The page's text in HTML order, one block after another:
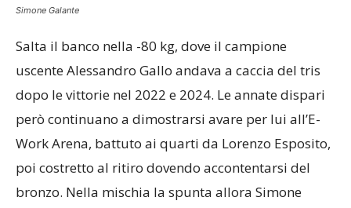
Simone Galante
Salta il banco nella -80 kg, dove il campione
uscente Alessandro Gallo andava a caccia del tris
dopo le vittorie nel 2022 e 2024. Le annate dispari
però continuano a dimostrarsi avare per lui all’E-
Work Arena, battuto ai quarti da Lorenzo Esposito,
poi costretto al ritiro dovendo accontentarsi del
bronzo. Nella mischia la spunta allora Simone